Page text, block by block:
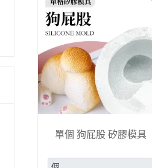
單個 狗屁股 矽膠模具